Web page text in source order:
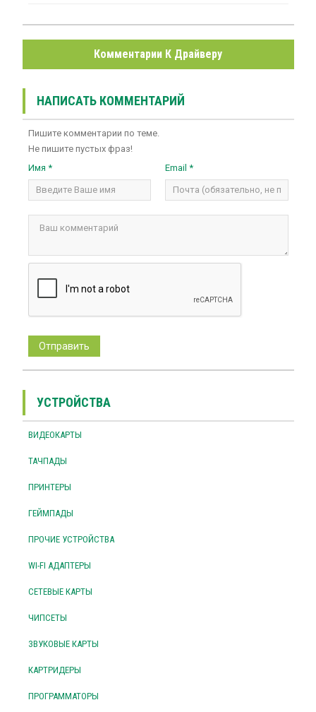
Комментарии К Драйверу
НАПИСАТЬ КОММЕНТАРИЙ
Пишите комментарии по теме.
Не пишите пустых фраз!
Имя *
Email *
УСТРОЙСТВА
ВИДЕОКАРТЫ
ТАЧПАДЫ
ПРИНТЕРЫ
ГЕЙМПАДЫ
ПРОЧИЕ УСТРОЙСТВА
WI-FI АДАПТЕРЫ
СЕТЕВЫЕ КАРТЫ
ЧИПСЕТЫ
ЗВУКОВЫЕ КАРТЫ
КАРТРИДЕРЫ
ПРОГРАММАТОРЫ